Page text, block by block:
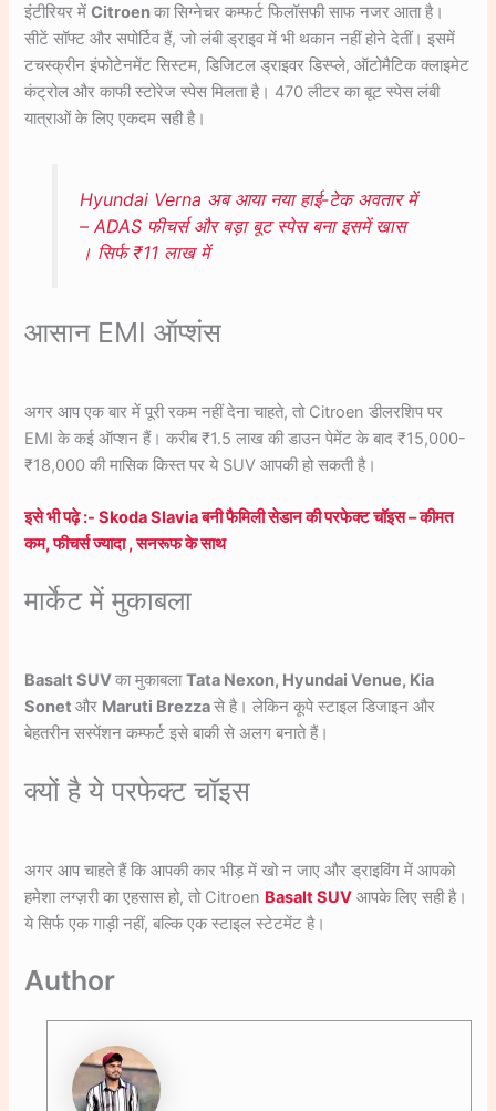
इंटीरियर मेंCitroenका सिग्नेचर कम्फर्ट फिलॉसफी साफ नजर आता है।
सीटें सॉफ्ट और सपोर्टिव हैं, जो लंबी ड्राइव में भी थकान नहीं होने देतीं। इसमें
टचस्क्रीन इंफोटेनमेंट सिस्टम, डिजिटल ड्राइवर डिस्प्ले, ऑटोमैटिक क्लाइमेट
कंट्रोल और काफी स्टोरेज स्पेस मिलता है। 470 लीटर का बूट स्पेस लंबी
यात्राओं के लिए एकदम सही है।
Hyundai Verna अब आया नया हाई-टेक अवतार में
– ADAS फीचर्स और बड़ा बूट स्पेस बना इसमें खास
। सिर्फ ₹11 लाख में
आसान EMI ऑप्शंस
अगर आप एक बार में पूरी रकम नहीं देना चाहते, तो Citroen डीलरशिप पर
EMI के कई ऑप्शन हैं। करीब ₹1.5 लाख की डाउन पेमेंट के बाद ₹15,000-
₹18,000 की मासिक किस्त पर ये SUV आपकी हो सकती है।
इसे भी पढ़े :- Skoda Slavia बनी फैमिली सेडान की परफेक्ट चॉइस – कीमत
कम, फीचर्स ज्यादा , सनरूफ के साथ
मार्केट में मुकाबला
Basalt SUVका मुकाबलाTata Nexon, Hyundai Venue, Kia
Sonetऔर Maruti Brezzaसे है। लेकिन कूपे स्टाइल डिजाइन और
बेहतरीन सस्पेंशन कम्फर्ट इसे बाकी से अलग बनाते हैं।
क्यों है ये परफेक्ट चॉइस
अगर आप चाहते हैं कि आपकी कार भीड़ में खो न जाए और ड्राइविंग में आपको
हमेशा लग्ज़री का एहसास हो, तो Citroen Basalt SUV आपके लिए सही है।
ये सिर्फ एक गाड़ी नहीं, बल्कि एक स्टाइल स्टेटमेंट है।
Author